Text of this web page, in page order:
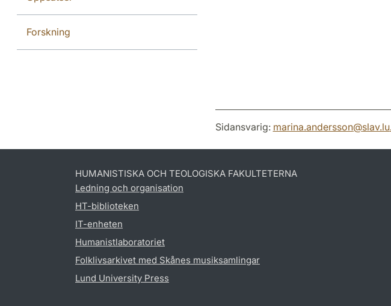
Forskning
Sidansvarig: marina.andersson@slav.lu
HUMANISTISKA OCH TEOLOGISKA FAKULTETERNA
Ledning och organisation
HT-biblioteken
IT-enheten
Humanistlaboratoriet
Folklivsarkivet med Skånes musiksamlingar
Lund University Press